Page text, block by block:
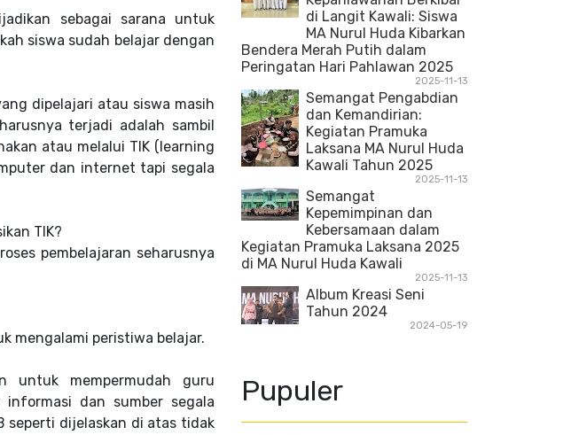
sebagai sarana untuk
siswa sudah belajar dengan
dipelajari atau siswa masih
terjadi adalah sambil
atau melalui TIK (learning
dan internet tapi segala
TIK?
pembelajaran seharusnya
mengalami peristiwa belajar.
untuk mempermudah guru
informasi dan sumber segala
seperti dijelaskan di atas tidak
di Langit Kawali: Siswa
MA Nurul Huda Kibarkan
Bendera Merah Putih dalam
Peringatan Hari Pahlawan 2025
2025-11-13
Semangat Pengabdian
dan Kemandirian:
Kegiatan Pramuka
Laksana MA Nurul Huda
Kawali Tahun 2025
2025-11-13
Semangat
Kepemimpinan dan
Kebersamaan dalam
Kegiatan Pramuka Laksana 2025
di MA Nurul Huda Kawali
2025-11-13
Album Kreasi Seni
Tahun 2024
2024-05-19
Pupuler